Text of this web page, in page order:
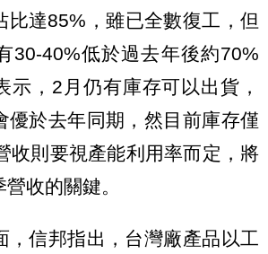
比達85%，雖已全數復工，但
30-40%低於過去年後約70%
示，2月仍有庫存可以出貨，
優於去年同期，然目前庫存僅
收則要視產能利用率而定，將
收的關鍵。
，信邦指出，台灣廠產品以工